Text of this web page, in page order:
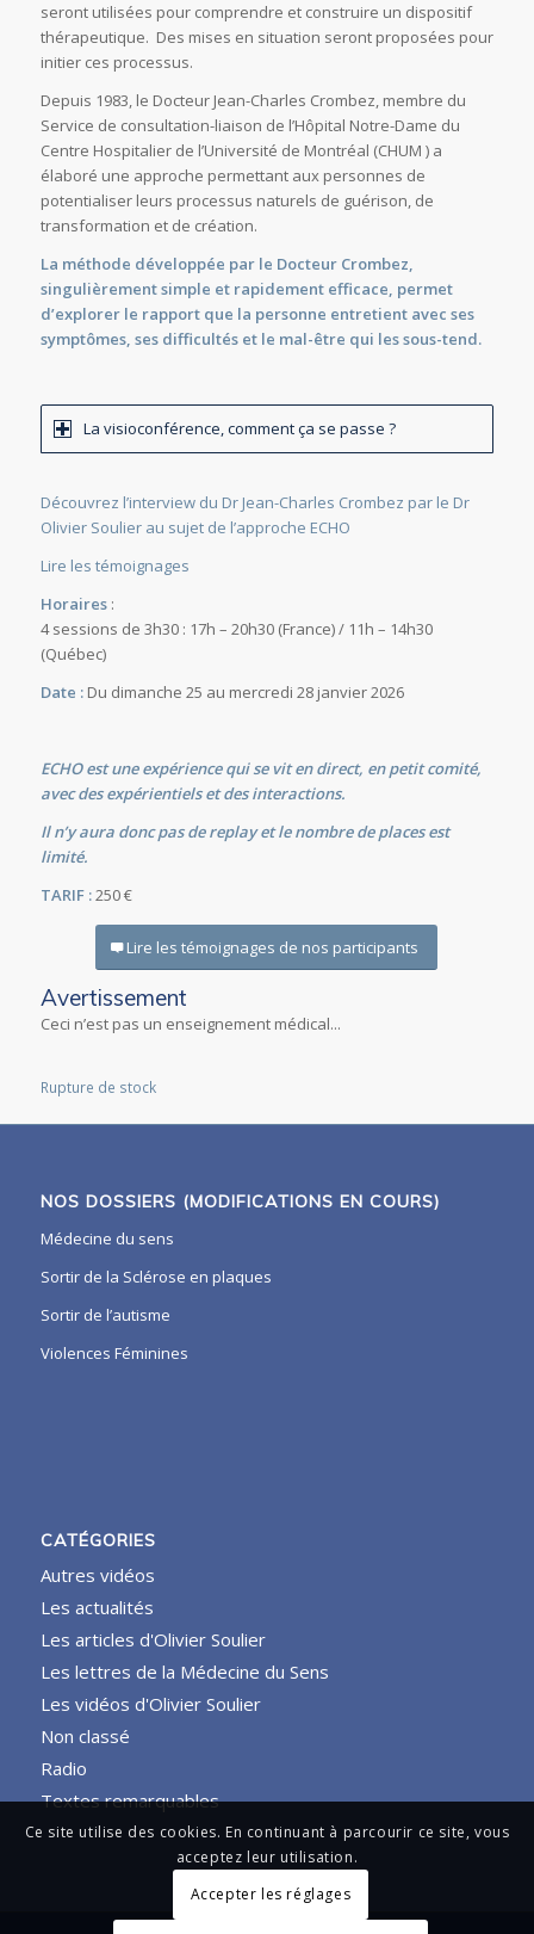
seront utilisées pour comprendre et construire un dispositif
thérapeutique. Des mises en situation seront proposées pour
initier ces processus.
Depuis 1983, le Docteur Jean-Charles Crombez, membre du
Service de consultation-liaison de l’Hôpital Notre-Dame du
Centre Hospitalier de l’Université de Montréal (CHUM ) a
élaboré une approche permettant aux personnes de
potentialiser leurs processus naturels de guérison, de
transformation et de création.
La méthode développée par le Docteur Crombez,
singulièrement simple et rapidement efficace, permet
d’explorer le rapport que la personne entretient avec ses
symptômes, ses difficultés et le mal-être qui les sous-tend.
La visioconférence, comment ça se passe ?
Découvrez l’interview du Dr Jean-Charles Crombez par le Dr
Olivier Soulier au sujet de l’approche ECHO
Lire les témoignages
Horaires:
4 sessions de 3h30 : 17h – 20h30 (France) / 11h – 14h30
(Québec)
Date :Du dimanche 25 au mercredi 28 janvier 2026
ECHO est une expérience qui se vit en direct, en petit comité,
avec des expérientiels et des interactions.
Il n’y aura donc pas de replay et le nombre de places est
limité.
TARIF :250 €
Lire les témoignages de nos participants
Avertissement
Ceci n’est pas un enseignement médical...
Rupture de stock
NOS DOSSIERS (MODIFICATIONS EN COURS)
Médecine du sens
Sortir de la Sclérose en plaques
Sortir de l’autisme
Violences Féminines
CATÉGORIES
Autres vidéos
Les actualités
Les articles d'Olivier Soulier
Les lettres de la Médecine du Sens
Les vidéos d'Olivier Soulier
Non classé
Radio
Textes remarquables
Ce site utilise des cookies. En continuant à parcourir ce site, vous
acceptez leur utilisation.
Accepter les réglages